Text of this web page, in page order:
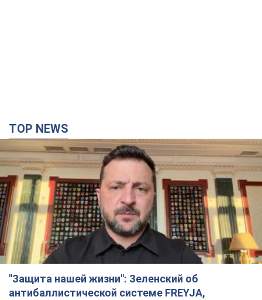
TOP NEWS
"Защита нашей жизни": Зеленский об
антибаллистической системе FREYJA,